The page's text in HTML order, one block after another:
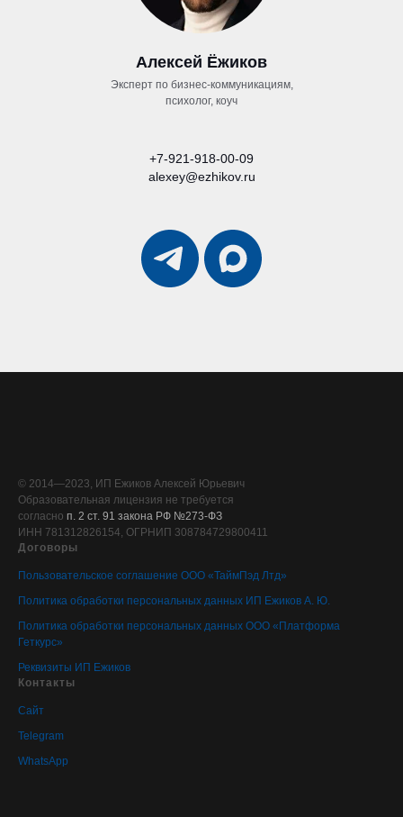
Алексей Ёжиков
Эксперт по бизнес-коммуникациям,
психолог, коуч
+7-921-918-00-09
alexey@ezhikov.ru
© 2014—2023, ИП Ежиков Алексей Юрьевич
Образовательная лицензия не требуется
согласно п. 2 ст. 91 закона РФ №273-ФЗ
ИНН 781312826154, ОГРНИП 308784729800411
Договоры
Пользовательское соглашение ООО «ТаймПэд Лтд»
Политика обработки персональных данных ИП Ежиков А. Ю.
Политика обработки персональных данных ООО «Платформа
Геткурс»
Реквизиты ИП Ежиков
Контакты
Сайт
Telegram
WhatsApp